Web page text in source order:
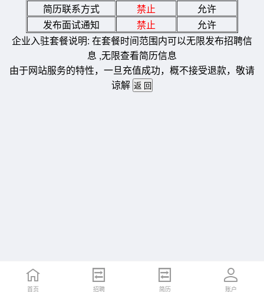
简历联系方式
禁止
允许
发布面试通知
禁止
允许
企业入驻套餐说明: 在套餐时间范围内可以无限发布招聘信
息 ,无限查看简历信息
由于网站服务的特性，一旦充值成功，概不接受退款，敬请
谅解
首页 招聘 简历 账户